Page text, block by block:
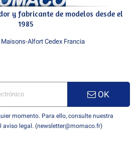
y fabricante de modelos desde el
1985
Alfort Cedex Francia
OK
momento. Para ello, consulte nuestra
legal. (newsletter@momaco.fr)